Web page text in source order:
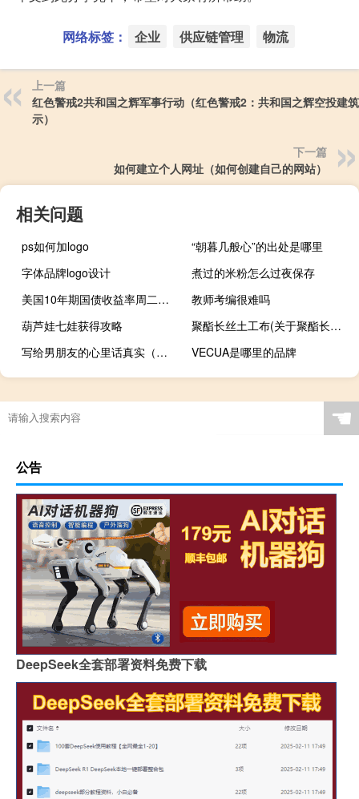
网络标签： 企业 供应链管理 物流
上一篇
红色警戒2共和国之辉军事行动（红色警戒2：共和国之辉空投建
示）
下一篇
如何建立个人网址（如何创建自己的网站）
相关问题
ps如何加logo
“朝暮几般心”的出处是哪里
字体品牌logo设计
煮过的米粉怎么过夜保存
美国10年期国债收益率周二亚盘下跌14BP至4.63%昨日美债休市
教师考编很难吗
葫芦娃七娃获得攻略
聚酯长丝土工布(关于聚酯长丝土工布简述)
写给男朋友的心里话真实（写给男朋友的心里话）
VECUA是哪里的品牌
☚
公告
DeepSeek全套部署资料免费下载